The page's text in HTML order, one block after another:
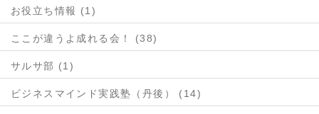
お役立ち情報 (1)
ここが違うよ成れる会！ (38)
サルサ部 (1)
ビジネスマインド実践塾（丹後） (14)